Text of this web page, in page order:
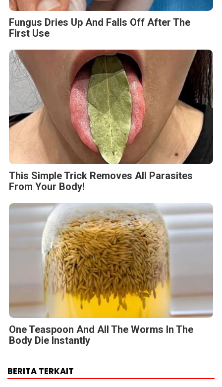
Fungus Dries Up And Falls Off After The
First Use
This Simple Trick Removes All Parasites
From Your Body!
One Teaspoon And All The Worms In The
Body Die Instantly
BERITA TERKAIT